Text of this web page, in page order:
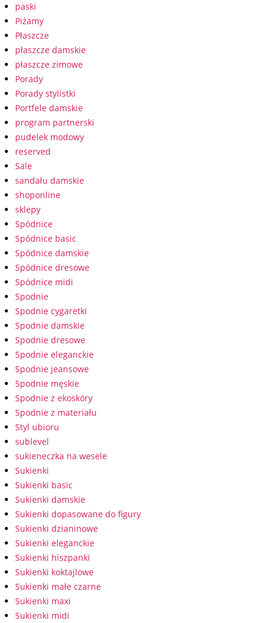
paski
Piżamy
Płaszcze
płaszcze damskie
płaszcze zimowe
Porady
Porady stylistki
Portfele damskie
program partnerski
pudelek modowy
reserved
Sale
sandału damskie
shoponline
sklepy
Spódnice
Spódnice basic
Spódnice damskie
Spódnice dresowe
Spódnice midi
Spodnie
Spodnie cygaretki
Spodnie damskie
Spodnie dresowe
Spodnie eleganckie
Spodnie jeansowe
Spodnie męskie
Spodnie z ekoskóry
Spodnie z materiału
Styl ubioru
sublevel
sukieneczka na wesele
Sukienki
Sukienki basic
Sukienki damskie
Sukienki dopasowane do figury
Sukienki dzianinowe
Sukienki eleganckie
Sukienki hiszpanki
Sukienki koktajlowe
Sukienki małe czarne
Sukienki maxi
Sukienki midi